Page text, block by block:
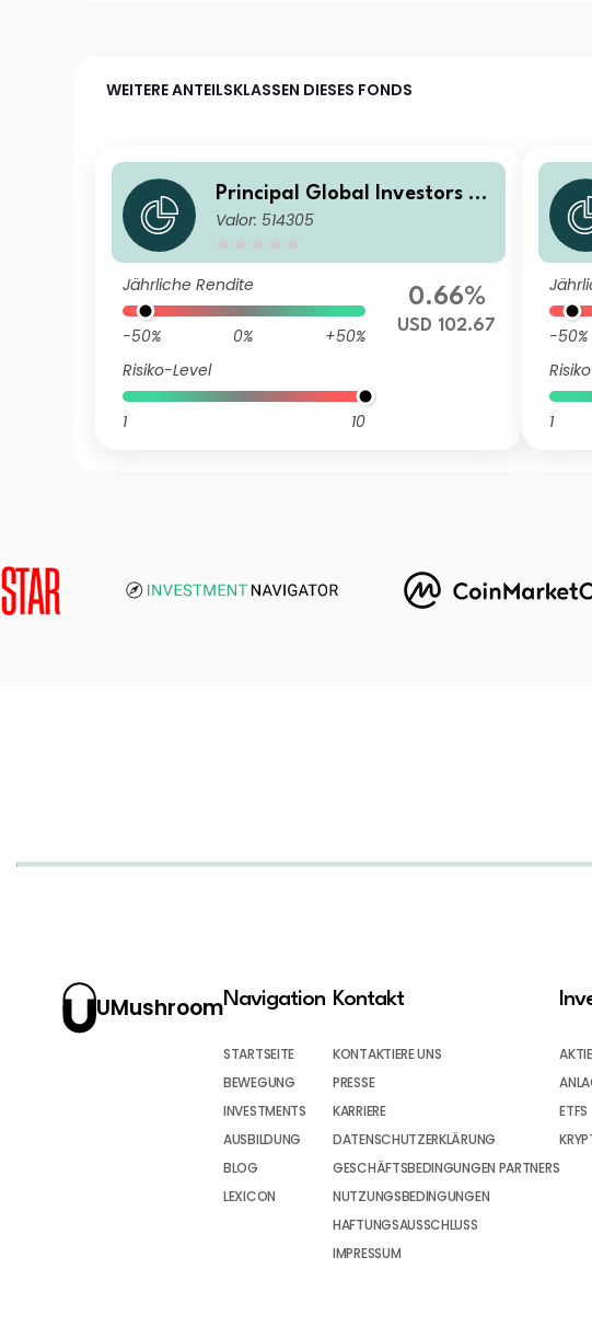
WEITERE ANTEILSKLASSEN DIESES FONDS
Principal Global Investors Fu
nds - Global Sustainable Equ
Valor: 514305
Jährliche Rendite
-50% 0%
+50%
Risiko-Level
1 10
0.66%
USD 102.67 -50%
1
UMushroomNavigation
STARTSEITE
BEWEGUNG
INVESTMENTS
AUSBILDUNG
BLOG
LEXICON
Kontakt
KONTAKTIERE UNS
PRESSE
KARRIERE
DATENSCHUTZERKLÄRUNG
GESCHÄFTSBEDINGUNGEN PARTNERS
NUTZUNGSBEDINGUNGEN
HAFTUNGSAUSSCHLUSS
IMPRESSUM
ETFS